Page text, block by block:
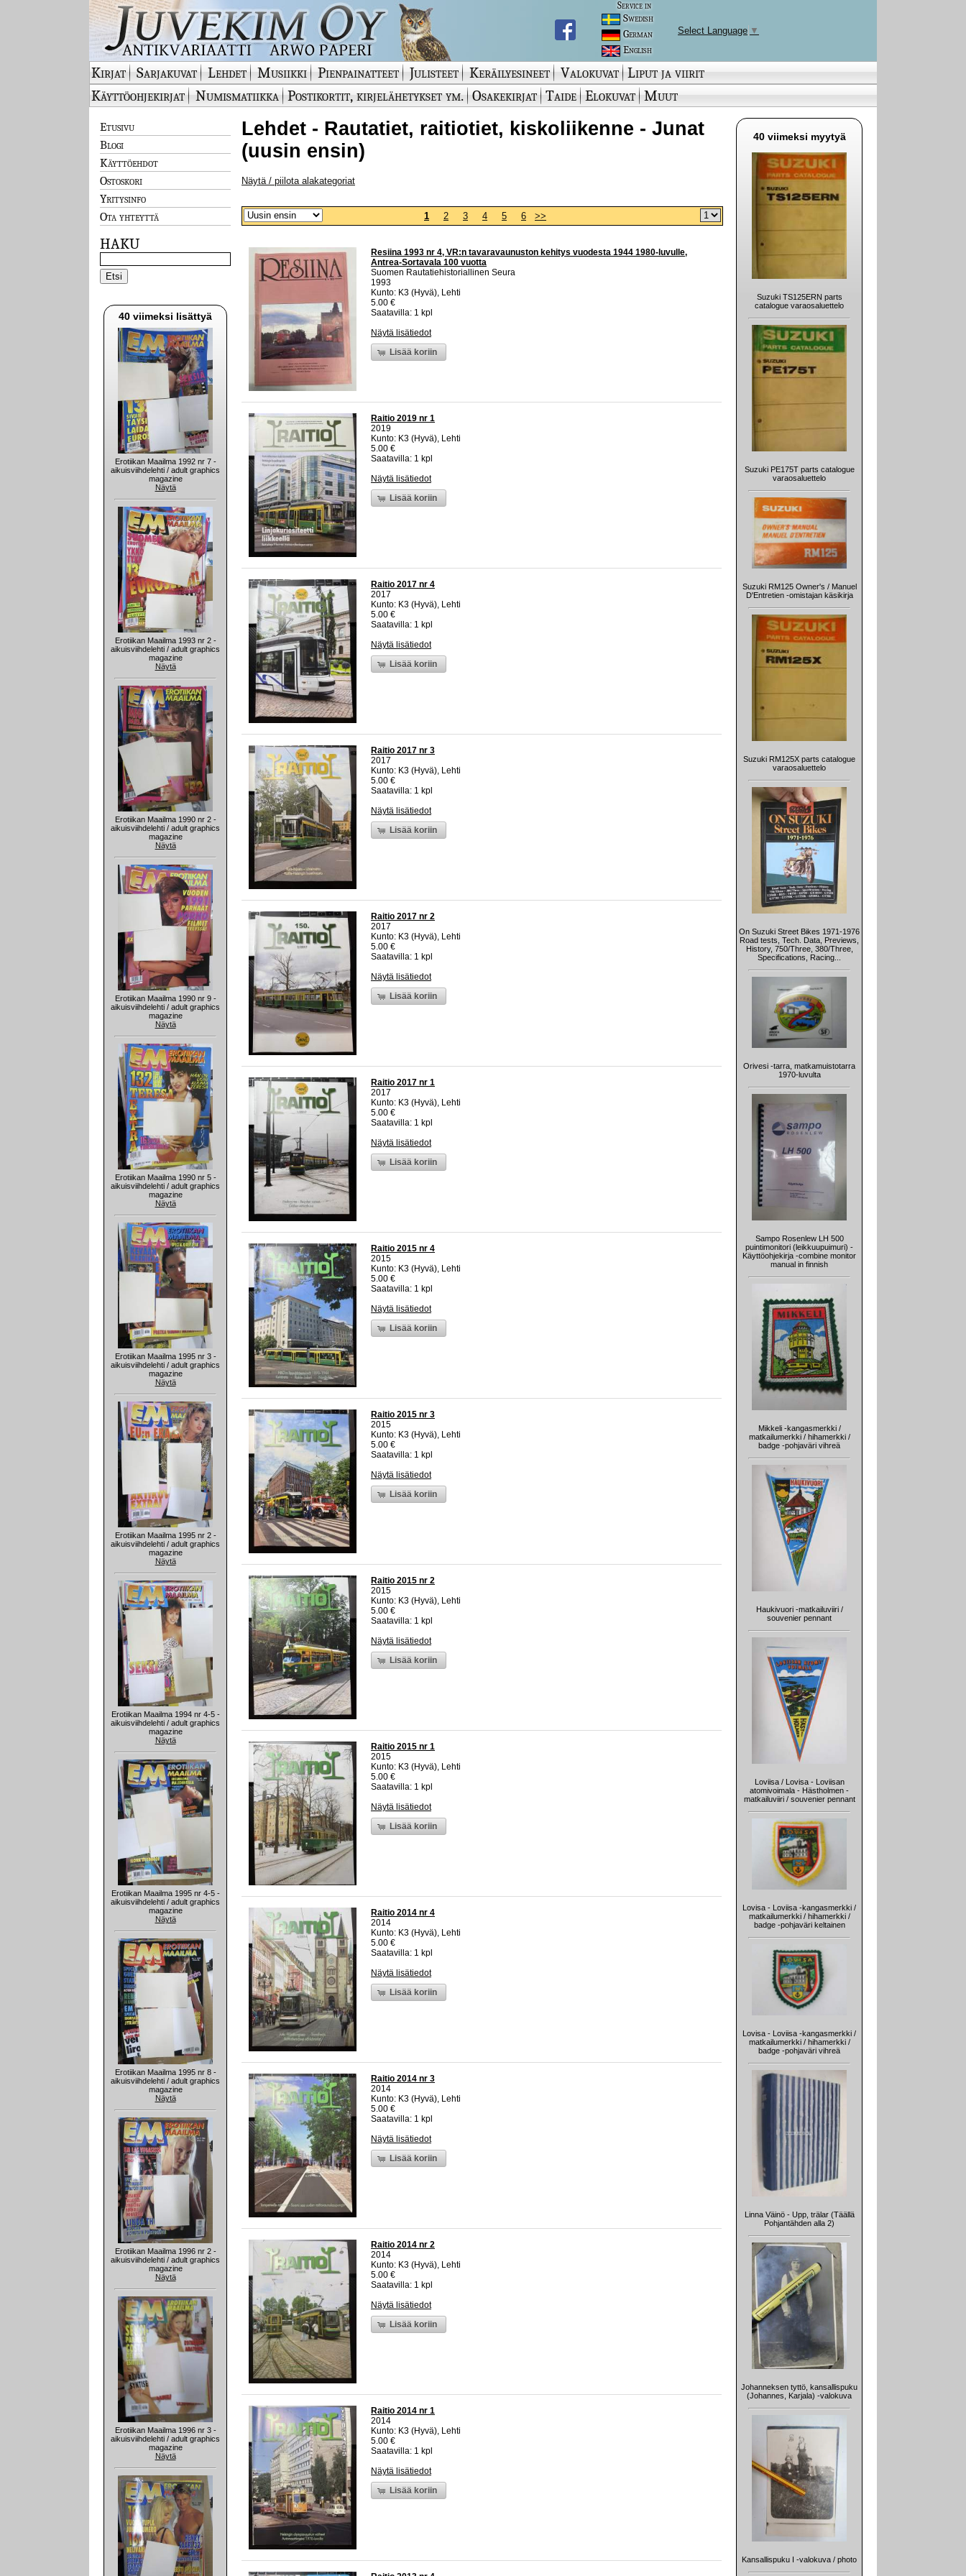
Service in
Swedish
German
English
Select Language ▼
Kirjat Sarjakuvat Lehdet Musiikki Pienpainatteet Julisteet Keräilyesineet Valokuvat Liput ja viirit
Käyttöohjekirjat
Numismatiikka Postikortit, kirjelähetykset ym. Osakekirjat Taide Elokuvat Muut
Etusivu
Blogi
Käyttöehdot
Ostoskori
Yritysinfo
Ota yhteyttä
HAKU
40 viimeksi lisättyä
Erotiikan Maailma 1992 nr 7 -
aikuisviihdelehti / adult graphics
magazine
Näytä
Erotiikan Maailma 1993 nr 2 -
aikuisviihdelehti / adult graphics
magazine
Näytä
Erotiikan Maailma 1990 nr 2 -
aikuisviihdelehti / adult graphics
magazine
Näytä
Erotiikan Maailma 1990 nr 9 -
aikuisviihdelehti / adult graphics
magazine
Näytä
Erotiikan Maailma 1990 nr 5 -
aikuisviihdelehti / adult graphics
magazine
Näytä
Erotiikan Maailma 1995 nr 3 -
aikuisviihdelehti / adult graphics
magazine
Näytä
Erotiikan Maailma 1995 nr 2 -
aikuisviihdelehti / adult graphics
magazine
Näytä
Erotiikan Maailma 1994 nr 4-5 -
aikuisviihdelehti / adult graphics
magazine
Näytä
Erotiikan Maailma 1995 nr 4-5 -
aikuisviihdelehti / adult graphics
magazine
Näytä
Erotiikan Maailma 1995 nr 8 -
aikuisviihdelehti / adult graphics
magazine
Näytä
Erotiikan Maailma 1996 nr 2 -
aikuisviihdelehti / adult graphics
magazine
Näytä
Erotiikan Maailma 1996 nr 3 -
aikuisviihdelehti / adult graphics
magazine
Näytä
Lehdet - Rautatiet, raitiotiet, kiskoliikenne - Junat
(uusin ensin)
Näytä / piilota alakategoriat
1 2 3 4 5 6 >>
Resiina 1993 nr 4, VR:n tavaravaunuston kehitys vuodesta 1944 1980-luvulle,
Antrea-Sortavala 100 vuotta
Suomen Rautatiehistoriallinen Seura
1993
Kunto: K3 (Hyvä), Lehti
5.00 €
Saatavilla: 1 kpl
Näytä lisätiedot
Lisää koriin
Raitio 2019 nr 1
2019
Kunto: K3 (Hyvä), Lehti
5.00 €
Saatavilla: 1 kpl
Näytä lisätiedot
Lisää koriin
Raitio 2017 nr 4
2017
Kunto: K3 (Hyvä), Lehti
5.00 €
Saatavilla: 1 kpl
Näytä lisätiedot
Lisää koriin
Raitio 2017 nr 3
2017
Kunto: K3 (Hyvä), Lehti
5.00 €
Saatavilla: 1 kpl
Näytä lisätiedot
Lisää koriin
Raitio 2017 nr 2
2017
Kunto: K3 (Hyvä), Lehti
5.00 €
Saatavilla: 1 kpl
Näytä lisätiedot
Lisää koriin
Raitio 2017 nr 1
2017
Kunto: K3 (Hyvä), Lehti
5.00 €
Saatavilla: 1 kpl
Näytä lisätiedot
Lisää koriin
Raitio 2015 nr 4
2015
Kunto: K3 (Hyvä), Lehti
5.00 €
Saatavilla: 1 kpl
Näytä lisätiedot
Lisää koriin
Raitio 2015 nr 3
2015
Kunto: K3 (Hyvä), Lehti
5.00 €
Saatavilla: 1 kpl
Näytä lisätiedot
Lisää koriin
Raitio 2015 nr 2
2015
Kunto: K3 (Hyvä), Lehti
5.00 €
Saatavilla: 1 kpl
Näytä lisätiedot
Lisää koriin
Raitio 2015 nr 1
2015
Kunto: K3 (Hyvä), Lehti
5.00 €
Saatavilla: 1 kpl
Näytä lisätiedot
Lisää koriin
Raitio 2014 nr 4
2014
Kunto: K3 (Hyvä), Lehti
5.00 €
Saatavilla: 1 kpl
Näytä lisätiedot
Lisää koriin
Raitio 2014 nr 3
2014
Kunto: K3 (Hyvä), Lehti
5.00 €
Saatavilla: 1 kpl
Näytä lisätiedot
Lisää koriin
Raitio 2014 nr 2
2014
Kunto: K3 (Hyvä), Lehti
5.00 €
Saatavilla: 1 kpl
Näytä lisätiedot
Lisää koriin
Raitio 2014 nr 1
2014
Kunto: K3 (Hyvä), Lehti
5.00 €
Saatavilla: 1 kpl
Näytä lisätiedot
Lisää koriin
40 viimeksi myytyä
Suzuki TS125ERN parts
catalogue varaosaluettelo
Suzuki PE175T parts catalogue
varaosaluettelo
Suzuki RM125 Owner's / Manuel
D'Entretien -omistajan käsikirja
Suzuki RM125X parts catalogue
varaosaluettelo
On Suzuki Street Bikes 1971-1976
Road tests, Tech. Data, Previews,
History, 750/Three, 380/Three,
Specifications, Racing...
Orivesi -tarra, matkamuistotarra
1970-luvulta
Sampo Rosenlew LH 500
puintimonitori (leikkuupuimuri) -
Käyttöohjekirja -combine monitor
manual in finnish
Mikkeli -kangasmerkki /
matkailumerkki / hihamerkki /
badge -pohjaväri vihreä
Haukivuori -matkailuviiri /
souvenier pennant
Loviisa / Lovisa - Loviisan
atomivoimala - Hästholmen -
matkailuviiri / souvenier pennant
Lovisa - Loviisa -kangasmerkki /
matkailumerkki / hihamerkki /
badge -pohjaväri keltainen
Lovisa - Loviisa -kangasmerkki /
matkailumerkki / hihamerkki /
badge -pohjaväri vihreä
Linna Väinö - Upp, trälar (Täällä
Pohjantähden alla 2)
Johanneksen tyttö, kansallispuku
(Johannes, Karjala) -valokuva
Kansallispuku I -valokuva / photo